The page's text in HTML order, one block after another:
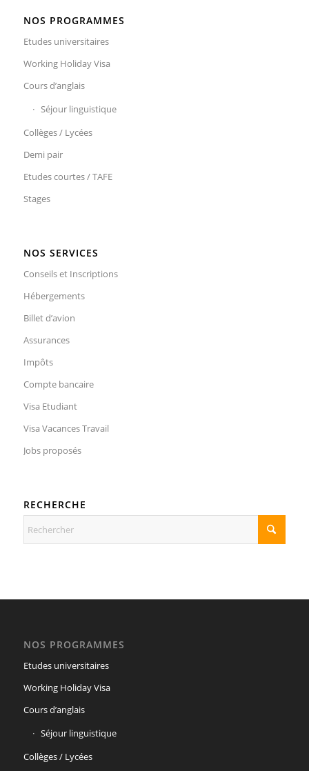
NOS PROGRAMMES
Etudes universitaires
Working Holiday Visa
Cours d’anglais
Séjour linguistique
Collèges / Lycées
Demi pair
Etudes courtes / TAFE
Stages
NOS SERVICES
Conseils et Inscriptions
Hébergements
Billet d’avion
Assurances
Impôts
Compte bancaire
Visa Etudiant
Visa Vacances Travail
Jobs proposés
RECHERCHE
NOS PROGRAMMES
Etudes universitaires
Working Holiday Visa
Cours d’anglais
Séjour linguistique
Collèges / Lycées